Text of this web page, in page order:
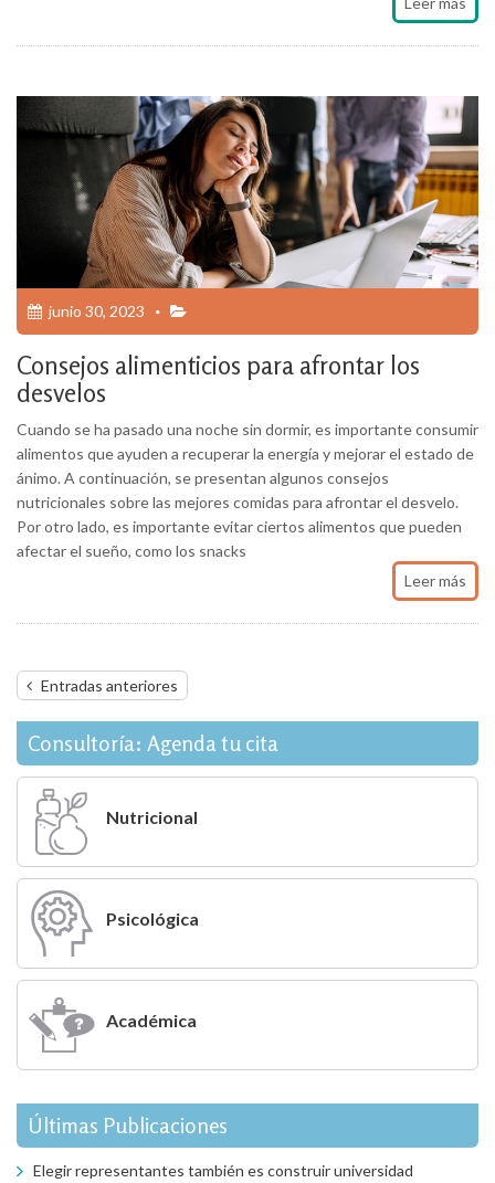
junio 30, 2023
Consejos alimenticios para afrontar los
desvelos
Cuando se ha pasado una noche sin dormir, es importante consumir
alimentos que ayuden a recuperar la energía y mejorar el estado de
ánimo. A continuación, se presentan algunos consejos
nutricionales sobre las mejores comidas para afrontar el desvelo.
Por otro lado, es importante evitar ciertos alimentos que pueden
afectar el sueño, como los snacks
Leer más
Navegación
de
entradas
Entradas anteriores
Consultoría: Agenda tu cita
Nutricional
Psicológica
Académica
Últimas Publicaciones
Elegir representantes también es construir universidad